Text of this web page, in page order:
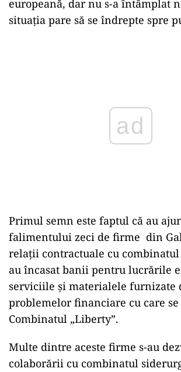
europeană, dar nu s-a întâmplat
situația pare să se îndrepte spre
Primul semn este faptul că au
falimentului zeci de firme din
relații contractuale cu
au încasat banii pentru lucrările
serviciile și materialele furnizate
problemelor financiare cu care
Combinatul „Liberty”.
Multe dintre aceste firme s-au
colaborării cu combinatul